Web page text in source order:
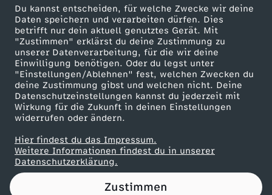
Du kannst entscheiden, für welche Zwecke wir deine
Daten speichern und verarbeiten dürfen. Dies
betrifft nur dein aktuell genutztes Gerät. Mit
"Zustimmen" erklärst du deine Zustimmung zu
unserer Datenverarbeitung, für die wir deine
Einwilligung benötigen. Oder du legst unter
"Einstellungen/Ablehnen" fest, welchen Zwecken du
deine Zustimmung gibst und welchen nicht. Deine
Datenschutzeinstellungen kannst du jederzeit mit
Wirkung für die Zukunft in deinen Einstellungen
widerrufen oder ändern.
Hier findest du das Impressum.
Weitere Informationen findest du in unserer
Datenschutzerklärung.
Zustimmen
r
i
t
z
e
?
ZDF goes Schule
Werbefernsehen
Mainzelmännchen
Partner